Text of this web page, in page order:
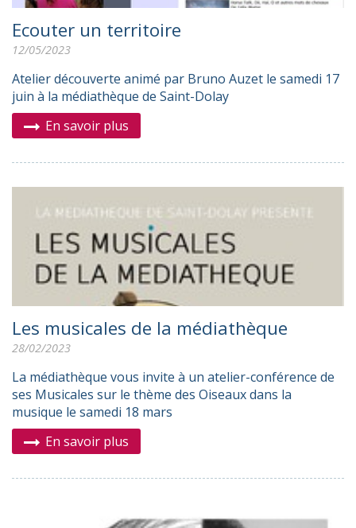
Ecouter un territoire
12/05/2023
Atelier découverte animé par Bruno Auzet le samedi 17
juin à la médiathèque de Saint-Dolay
En savoir plus
Les musicales de la médiathèque
28/02/2023
La médiathèque vous invite à un atelier-conférence de
ses Musicales sur le thème des Oiseaux dans la
musique le samedi 18 mars
En savoir plus